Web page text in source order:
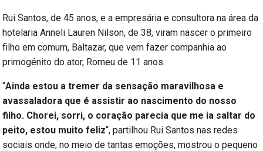
Rui Santos, de 45 anos, e a empresária e consultora na área da
hotelaria Anneli Lauren Nilson, de 38, viram nascer o primeiro
filho em comum, Baltazar, que vem fazer companhia ao
primogénito do ator, Romeu de 11 anos.
“Ainda estou a tremer da sensação maravilhosa e
avassaladora que é assistir ao nascimento do nosso
filho. Chorei, sorri, o coração parecia que me ia saltar do
peito, estou muito feliz“, partilhou Rui Santos nas redes
sociais onde, no meio de tantas emoções, mostrou o pequeno